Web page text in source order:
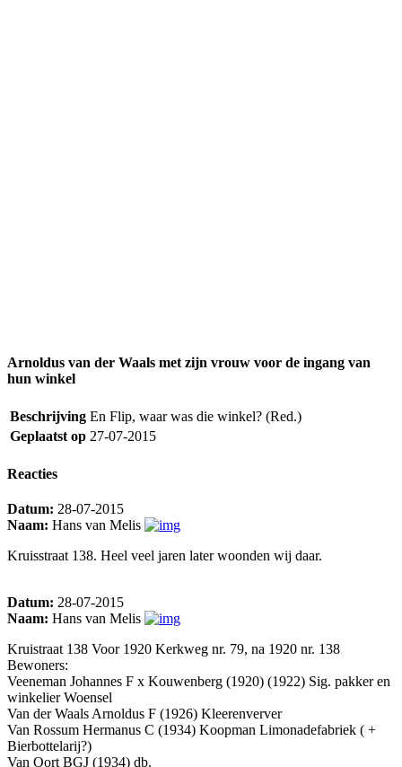
Arnoldus van der Waals met zijn vrouw voor de ingang van
hun winkel
Beschrijving En Flip, waar was die winkel? (Red.)
Geplaatst op 27-07-2015
Reacties
Datum: 28-07-2015
Naam: Hans van Melis
Kruisstraat 138. Heel veel jaren later woonden wij daar.
Datum: 28-07-2015
Naam: Hans van Melis
Kruistraat 138 Voor 1920 Kerkweg nr. 79, na 1920 nr. 138
Bewoners:
Veeneman Johannes F x Kouwenberg (1920) (1922) Sig. pakker en
winkelier Woensel
Van der Waals Arnoldus F (1926) Kleerenverver
Van Rossum Hermanus C (1934) Koopman Limonadefabriek ( +
Bierbottelarij?)
Van Oort BGJ (1934) db.